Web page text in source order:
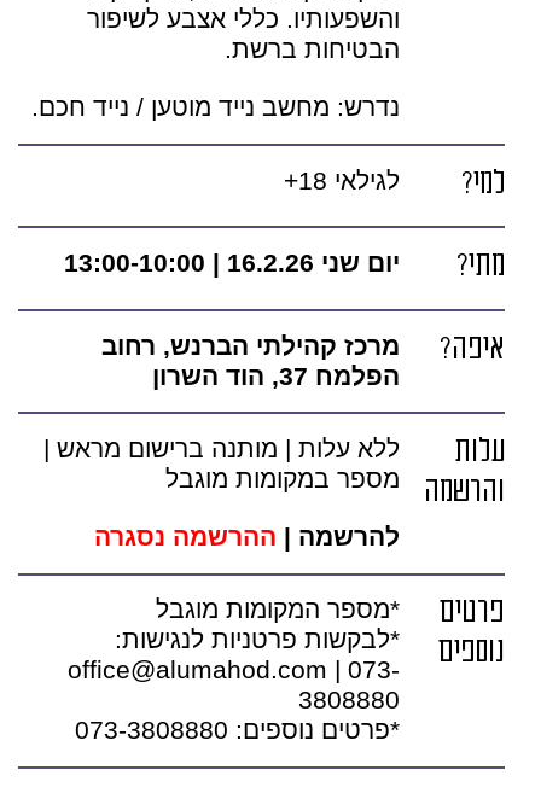
והשפעותיו. כללי אצבע לשיפור
הבטיחות ברשת.
נדרש: מחשב נייד מוטען / נייד חכם.
למי? לגילאי 18+
מתי? יום שני 16.2.26 | 13:00-10:00
איפה?
מרכז קהילתי הברנש, רחוב
הפלמח 37, הוד השרון
עלות
והרשמה
ללא עלות | מותנה ברישום מראש |
מספר במקומות מוגבל
להרשמה | ההרשמה נסגרה
פרטים
נוספים
*מספר המקומות מוגבל
*לבקשות פרטניות לנגישות:
office@alumahod.com | 073-
3808880
*פרטים נוספים: 073-3808880